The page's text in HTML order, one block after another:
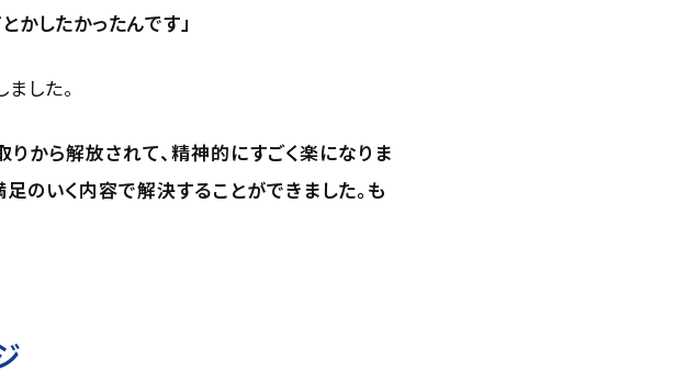
したかったんです」
した。
から解放されて、精神的にすごく楽になりま
のいく内容で解決することができました。も